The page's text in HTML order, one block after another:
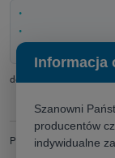
dodaj do przechowalni
Producent:
Informacja
Szanowni
producentów
indywidualne